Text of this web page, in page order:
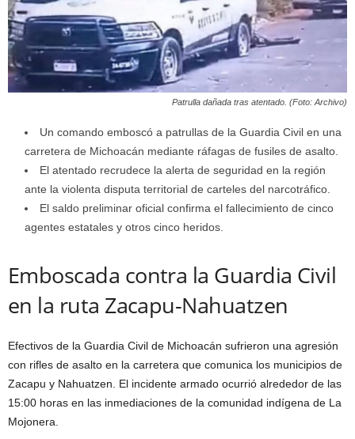
Patrulla dañada tras atentado. (Foto: Archivo)
Un comando emboscó a patrullas de la Guardia Civil en una
carretera de Michoacán mediante ráfagas de fusiles de asalto.
El atentado recrudece la alerta de seguridad en la región
ante la violenta disputa territorial de carteles del narcotráfico.
El saldo preliminar oficial confirma el fallecimiento de cinco
agentes estatales y otros cinco heridos.
Emboscada contra la Guardia Civil
en la ruta Zacapu-Nahuatzen
Efectivos de la Guardia Civil de Michoacán sufrieron una agresión
con rifles de asalto en la carretera que comunica los municipios de
Zacapu y Nahuatzen. El incidente armado ocurrió alrededor de las
15:00 horas en las inmediaciones de la comunidad indígena de La
Mojonera.